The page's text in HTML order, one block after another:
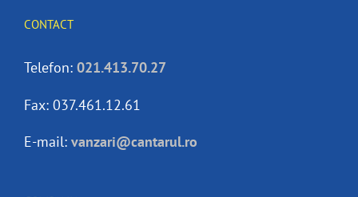
CONTACT
Telefon: 021.413.70.27
Fax: 037.461.12.61
E-mail: vanzari@cantarul.ro